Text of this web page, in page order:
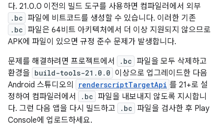
다. 21.0.0 이전의 빌드 도구를 사용하면 컴파일러에서 외부
.bc 파일에 비트코드를 생성할 수 있습니다. 이러한 기존
.bc 파일은 64비트 아키텍처에서 더 이상 지원되지 않으므로
APK에 파일이 있으면 규정 준수 문제가 발생합니다.
문제를 해결하려면 프로젝트에서
.bc 파일을 모두 삭제하고
환경을 build-tools-21.0.0 이상으로 업그레이드한 다음
Android 스튜디오의
renderscriptTargetApi 를 21+로 설
정하여 컴파일러에서
.bc 파일을 내보내지 않도록 지시합니
다. 그런 다음 앱을 다시 빌드하고
.bc 파일을 검사한 후 Play
Console에 업로드하세요.